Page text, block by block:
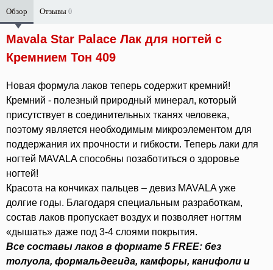
Обзор Отзывы 0
Mavala Star Palace Лак для ногтей с
Кремнием Тон 409
Новая формула лаков теперь содержит кремний!
Кремний - полезный природный минерал, который
присутствует в соединительных тканях человека,
поэтому является необходимым микроэлементом для
поддержания их прочности и гибкости. Теперь лаки для
ногтей MAVALA способны позаботиться о здоровье
ногтей!
Красота на кончиках пальцев – девиз MAVALA уже
долгие годы. Благодаря специальным разработкам,
состав лаков пропускает воздух и позволяет ногтям
«дышать» даже под 3-4 слоями покрытия.
Все составы лаков в формате 5 FREE: без
толуола, формальдегида, камфоры, канифоли и